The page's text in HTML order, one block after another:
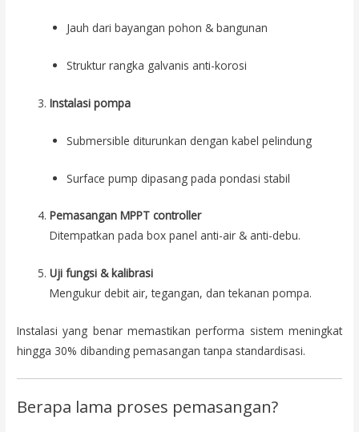
Jauh dari bayangan pohon & bangunan
Struktur rangka galvanis anti-korosi
Instalasi pompa
Submersible diturunkan dengan kabel pelindung
Surface pump dipasang pada pondasi stabil
Pemasangan MPPT controller
Ditempatkan pada box panel anti-air & anti-debu.
Uji fungsi & kalibrasi
Mengukur debit air, tegangan, dan tekanan pompa.
Instalasi yang benar memastikan performa sistem meningkat
hingga 30% dibanding pemasangan tanpa standardisasi.
Berapa lama proses pemasangan?